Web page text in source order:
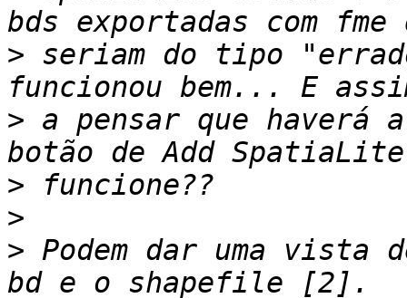
> seriam do tipo
> a pensar que haverá
>
>
> Podem dar uma